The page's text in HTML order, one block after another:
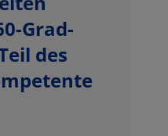
Grad-
des